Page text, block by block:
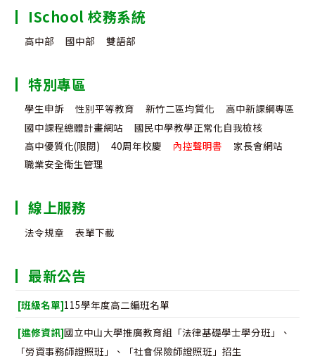
ISchool 校務系統
高中部 國中部 雙語部
特別專區
學生申訴 性別平等教育 新竹二區均質化
高中新課綱專區
國中課程總體計畫網站
國民中學教學正常化自我檢核
高中優質化(限閱)
40周年校慶 內控聲明書
家長會網站
職業安全衛生管理
線上服務
法令規章 表單下載
最新公告
[班級名單]115學年度高二編班名單
[進修資訊]國立中山大學推廣教育組「法律基礎學士學分班」、
「勞資事務師證照班」、「社會保險師證照班」招生